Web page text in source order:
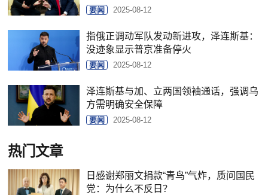
要闻 2025-08-12
指俄正调动军队发动新进攻，泽连斯基：
没迹象显示普京准备停火
要闻 2025-08-12
泽连斯基与加、立两国领袖通话，强调乌
方需明确安全保障
要闻 2025-08-12
热门文章
日感谢郑丽文捐款“青鸟”气炸，质问国民
党：为什么不反日？